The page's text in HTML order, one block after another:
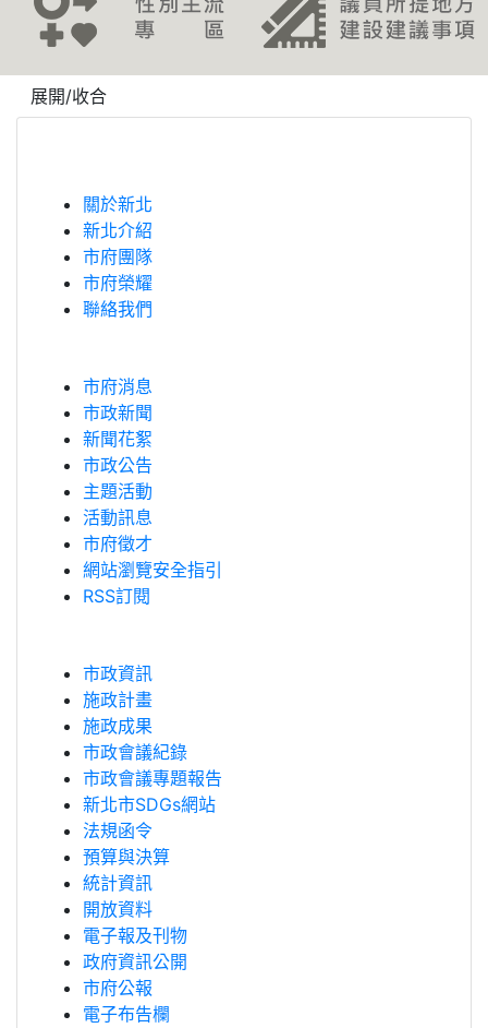
展開/收合
關於新北
新北介紹
市府團隊
市府榮耀
聯絡我們
市府消息
市政新聞
新聞花絮
市政公告
主題活動
活動訊息
市府徵才
網站瀏覽安全指引
RSS訂閱
市政資訊
施政計畫
施政成果
市政會議紀錄
市政會議專題報告
新北市SDGs網站
法規函令
預算與決算
統計資訊
開放資料
電子報及刊物
政府資訊公開
市府公報
電子布告欄